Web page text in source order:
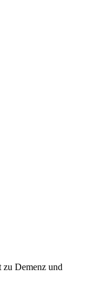
zu Demenz und